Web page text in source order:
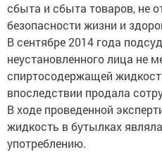
сбыта и сбыта товаров, не
безопасности жизни и
В сентябре 2014 года
неустановленного лица не
спиртосодержащей
впоследствии продала
В ходе проведенной
жидкость в бутылках
употреблению.